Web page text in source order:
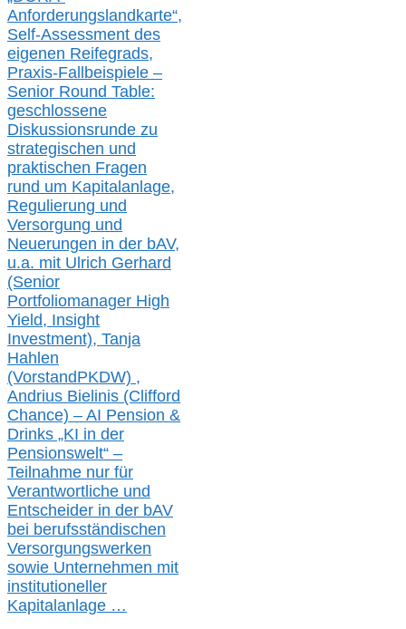
Anforderungslandkarte“,
Self-Assessment des
eigenen Reifegrads,
Praxis-Fallbeispiele –
Senior Round Table:
geschlossene
Diskussionsrunde zu
strategischen und
praktischen Fragen
rund um Kapitalanlage,
Regulierung und
Versorgung und
Neuerungen in der bAV,
u.a. mit Ulrich Gerhard
(Senior
Portfoliomanager High
Yield, Insight
Investment), Tanja
Hahlen
(VorstandPKDW) ,
Andrius Bielinis (Clifford
Chance) – AI Pension &
Drinks „KI in der
Pensionswelt“ –
Teilnahme nur für
Verantwortliche und
Entscheider in der bAV
bei berufsständischen
Versorgungswerken
sowie Unternehmen mit
institutioneller
Kapitalanlage …